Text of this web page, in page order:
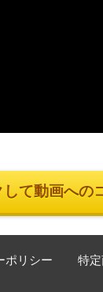
して動画への
ポリシー 特